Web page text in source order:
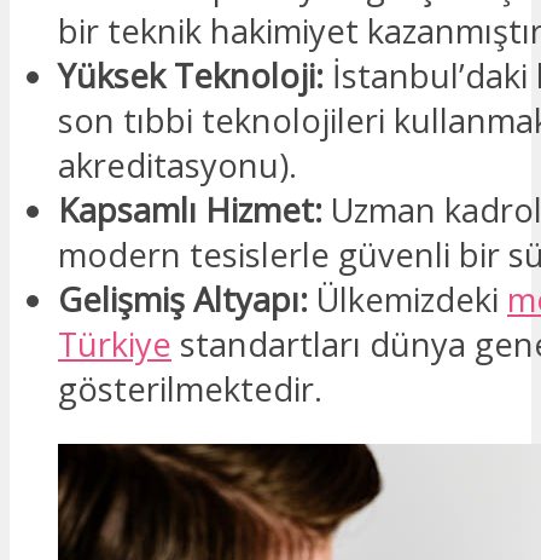
bir teknik hakimiyet
Yüksek Teknoloji:
son tıbbi teknolojileri
akreditasyonu).
Kapsamlı Hizmet: Uzman
modern tesislerle güvenli bir
Gelişmiş Altyapı: Ülkemizdeki
Türkiye standartları dünya
gösterilmektedir.